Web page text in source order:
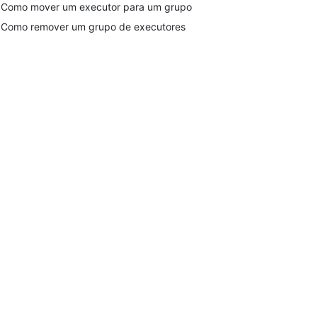
Como mover um executor para um grupo
Como remover um grupo de executores